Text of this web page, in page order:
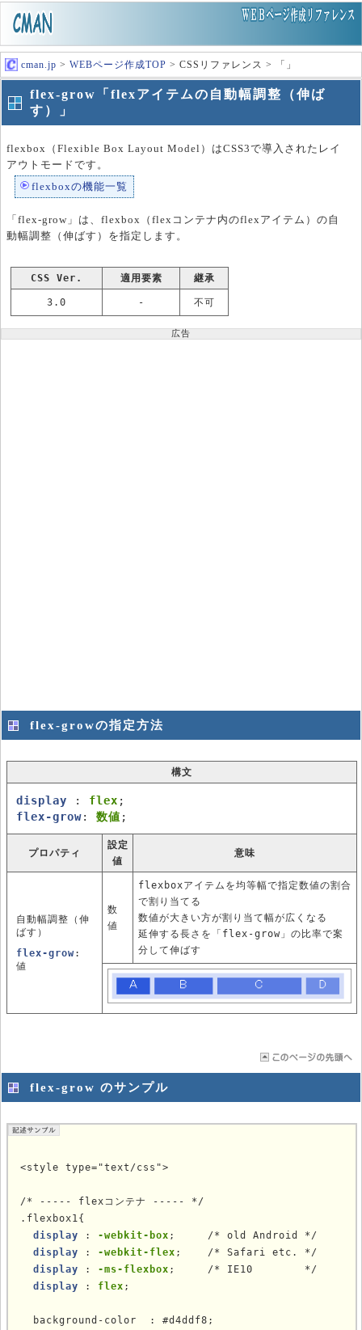
cman.jp > WEBページ作成TOP > CSSリファレンス > 「」
flex-grow「flexアイテムの自動幅調整（伸ば
す）」
flexbox（Flexible Box Layout Model）はCSS3で導入されたレイ
アウトモードです。
flexboxの機能一覧
「flex-grow」は、flexbox（flexコンテナ内のflexアイテム）の自
動幅調整（伸ばす）を指定します。
CSS Ver. 適用要素 継承
3.0 - 不可
広告
flex-growの指定方法
構文
display : flex ;
flex-grow: 数値 ;
プロパティ
設定
値
意味
自動幅調整（伸
ばす）
flex-grow:
値
数
値
flexboxアイテムを均等幅で指定数値の割合
で割り当てる
数値が大きい方が割り当て幅が広くなる
延伸する長さを「flex-grow」の比率で案
分して伸ばす
flex-grow のサンプル
<style type="text/css">
/* ----- flexコンテナ ----- */
.flexbox1{
display : -webkit-box ;     /* old Android */
display : -webkit-flex ;    /* Safari etc. */
display : -ms-flexbox ;     /* IE10        */
display : flex ;
  background-color  : #d4ddf8;